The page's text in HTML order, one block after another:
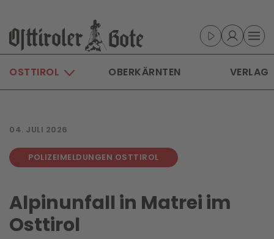
Skip to main content
OSTTIROL OBERKÄRNTEN VERLAG
04. JULI 2026
POLIZEIMELDUNGEN OSTTIROL
Alpinunfall in Matrei im
Osttirol